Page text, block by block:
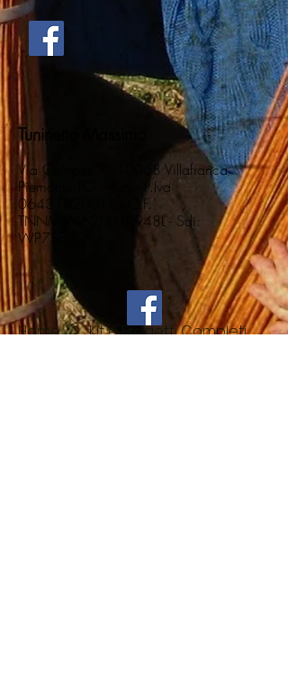
Tuninetto Massimo
Via Campra 7 - 10068 Villafranca
Piemonte TO - Italy - P.Iva
06431820015
- C.F.
TNNMSM62M18L948L - Sdi:
WP7SE2Q
Home Kit e Progetti Completi